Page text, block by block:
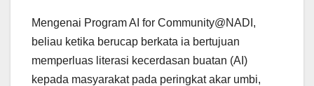
Mengenai Program AI for Community@NADI,
beliau ketika berucap berkata ia bertujuan
memperluas literasi kecerdasan buatan (AI)
kepada masyarakat pada peringkat akar umbi,